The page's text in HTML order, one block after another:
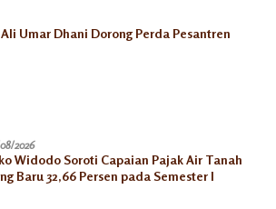
Umar Dhani Dorong Perda Pesantren
2026
Widodo Soroti Capaian Pajak Air Tanah
Baru 32,66 Persen pada Semester I